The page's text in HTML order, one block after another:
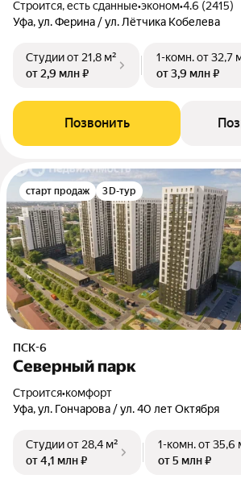
Строится, есть сданные•эконом•4.6 (2415)
Уфа, ул. Ферина / ул. Лётчика Кобелева
Студииот 21,8 м²
от 2,9 млн ₽
1-комн.от 32,7
от 3,9 млн ₽
Позвонить
старт продаж 3D-тур
ПСК-6
Северный парк
Строится•комфорт
Уфа, ул. Гончарова / ул. 40 лет Октября
Студииот 28,4 м²
от 4,1 млн ₽
1-комн.от 35,6
от 5 млн ₽